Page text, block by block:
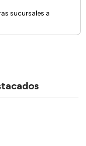
sucursales a